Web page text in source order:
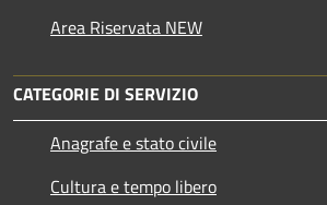
Area Riservata NEW
CATEGORIE DI SERVIZIO
Anagrafe e stato civile
Cultura e tempo libero